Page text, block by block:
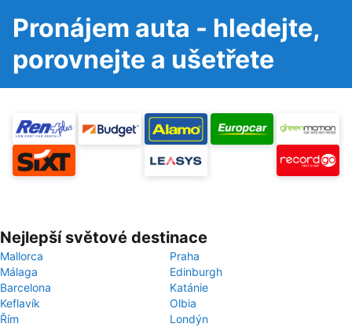
Pronájem auta - hledejte,
porovnejte a ušetřete
Nejlepší světové destinace
Mallorca
Praha
Málaga
Edinburgh
Barcelona
Katánie
Keflavík
Olbia
Řím
Londýn